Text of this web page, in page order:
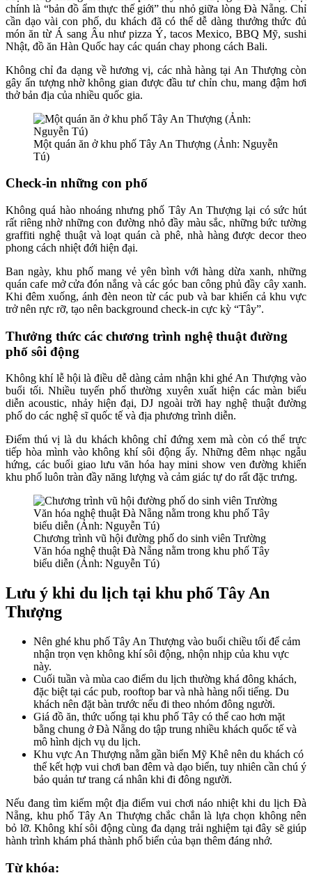
chính là “bản đồ ẩm thực thế giới” thu nhỏ giữa lòng Đà Nẵng. Chỉ
cần dạo vài con phố, du khách đã có thể dễ dàng thưởng thức đủ
món ăn từ Á sang Âu như pizza Ý, tacos Mexico, BBQ Mỹ, sushi
Nhật, đồ ăn Hàn Quốc hay các quán chay phong cách Bali.
Không chỉ đa dạng về hương vị, các nhà hàng tại An Thượng còn
gây ấn tượng nhờ không gian được đầu tư chỉn chu, mang đậm hơi
thở bản địa của nhiều quốc gia.
Một quán ăn ở khu phố Tây An Thượng (Ảnh: Nguyễn
Tú)
Check-in những con phố
Không quá hào nhoáng nhưng phố Tây An Thượng lại có sức hút
rất riêng nhờ những con đường nhỏ đầy màu sắc, những bức tường
graffiti nghệ thuật và loạt quán cà phê, nhà hàng được decor theo
phong cách nhiệt đới hiện đại.
Ban ngày, khu phố mang vẻ yên bình với hàng dừa xanh, những
quán cafe mở cửa đón nắng và các góc ban công phủ đầy cây xanh.
Khi đêm xuống, ánh đèn neon từ các pub và bar khiến cả khu vực
trở nên rực rỡ, tạo nên background check-in cực kỳ “Tây”.
Thưởng thức các chương trình nghệ thuật đường
phố sôi động
Không khí lễ hội là điều dễ dàng cảm nhận khi ghé An Thượng vào
buổi tối. Nhiều tuyến phố thường xuyên xuất hiện các màn biểu
diễn acoustic, nhảy hiện đại, DJ ngoài trời hay nghệ thuật đường
phố do các nghệ sĩ quốc tế và địa phương trình diễn.
Điểm thú vị là du khách không chỉ đứng xem mà còn có thể trực
tiếp hòa mình vào không khí sôi động ấy. Những đêm nhạc ngẫu
hứng, các buổi giao lưu văn hóa hay mini show ven đường khiến
khu phố luôn tràn đầy năng lượng và cảm giác tự do rất đặc trưng.
Chương trình vũ hội đường phố do sinh viên Trường
Văn hóa nghệ thuật Đà Nẵng nằm trong khu phố Tây
biểu diễn (Ảnh: Nguyễn Tú)
Lưu ý khi du lịch tại khu phố Tây An
Thượng
Nên ghé khu phố Tây An Thượng vào buổi chiều tối để cảm
nhận trọn vẹn không khí sôi động, nhộn nhịp của khu vực
này.
Cuối tuần và mùa cao điểm du lịch thường khá đông khách,
đặc biệt tại các pub, rooftop bar và nhà hàng nổi tiếng. Du
khách nên đặt bàn trước nếu đi theo nhóm đông người.
Giá đồ ăn, thức uống tại khu phố Tây có thể cao hơn mặt
bằng chung ở Đà Nẵng do tập trung nhiều khách quốc tế và
mô hình dịch vụ du lịch.
Khu vực An Thượng nằm gần biển Mỹ Khê nên du khách có
thể kết hợp vui chơi ban đêm và dạo biển, tuy nhiên cần chú ý
bảo quản tư trang cá nhân khi đi đông người.
Nếu đang tìm kiếm một địa điểm vui chơi náo nhiệt khi du lịch Đà
Nẵng, khu phố Tây An Thượng chắc chắn là lựa chọn không nên
bỏ lỡ. Không khí sôi động cùng đa dạng trải nghiệm tại đây sẽ giúp
hành trình khám phá thành phố biển của bạn thêm đáng nhớ.
Từ khóa: